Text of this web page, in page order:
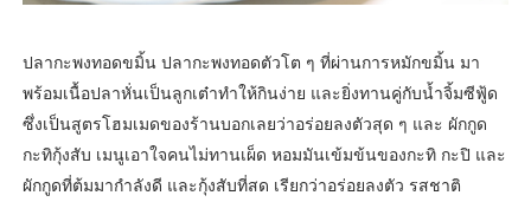
ปลากะพงทอดขมิ้น ปลากะพงทอดตัวโต ๆ ที่ผ่านการหมักขมิ้น มา
พร้อมเนื้อปลาหั่นเป็นลูกเต๋าทำให้กินง่าย และยิ่งทานคู่กับน้ำจิ้มซีฟู้ด
ซึ่งเป็นสูตรโฮมเมดของร้านบอกเลยว่าอร่อยลงตัวสุด ๆ และ ผักกูด
กะทิกุ้งสับ เมนูเอาใจคนไม่ทานเผ็ด หอมมันเข้มข้นของกะทิ กะปิ และ
ผักกูดที่ต้มมากำลังดี และกุ้งสับที่สด เรียกว่าอร่อยลงตัว รสชาติ